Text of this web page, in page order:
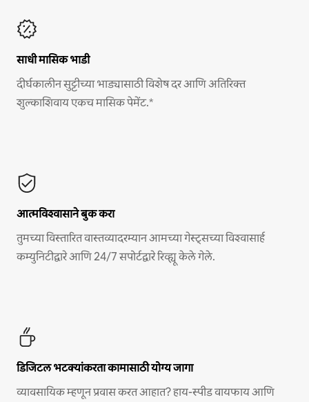
साधी मासिक भाडी
दीर्घकालीन सुट्टीच्या भाड्यासाठी विशेष दर आणि अतिरिक्त
शुल्काशिवाय एकच मासिक पेमेंट.*
आत्मविश्वासाने बुक करा
तुमच्या विस्तारित वास्तव्यादरम्यान आमच्या गेस्ट्सच्या विश्वासार्ह
कम्युनिटीद्वारे आणि 24/7 सपोर्टद्वारे रिव्ह्यू केले गेले.
डिजिटल भटक्यांकरता कामासाठी योग्य जागा
व्यावसायिक म्हणून प्रवास करत आहात? हाय-स्पीड वायफाय आणि